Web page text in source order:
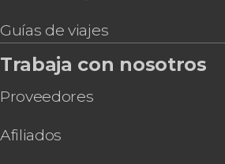
Guías de viajes
Trabaja con nosotros
Proveedores
Afiliados